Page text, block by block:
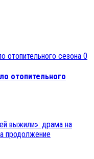
0
отопительного